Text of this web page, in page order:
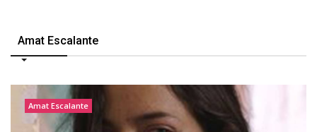
Amat Escalante
Amat Escalante